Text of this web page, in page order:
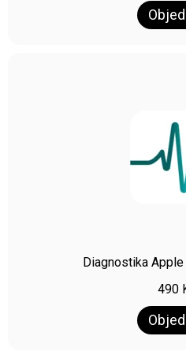
Diagnostika
490